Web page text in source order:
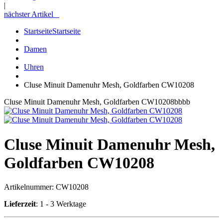
|
nächster Artikel
StartseiteStartseite
Damen
Uhren
Cluse Minuit Damenuhr Mesh, Goldfarben CW10208
Cluse Minuit Damenuhr Mesh, Goldfarben CW10208bbbb
Cluse Minuit Damenuhr Mesh,
Goldfarben CW10208
Artikelnummer: CW10208
Lieferzeit: 1 - 3 Werktage